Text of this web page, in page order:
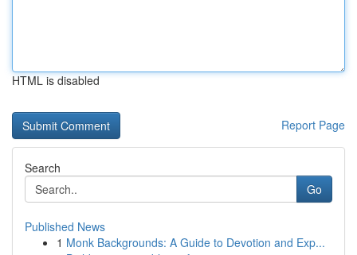
HTML is disabled
Report Page
Search
Go
Published News
1 Monk Backgrounds: A Guide to Devotion and Exp...